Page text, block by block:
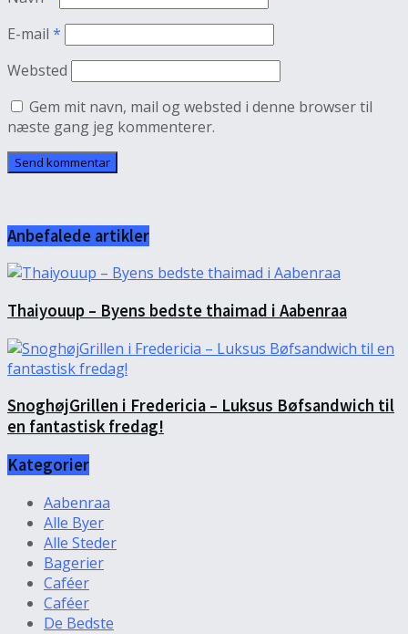
E-mail *
Websted
Gem mit navn, mail og websted i denne browser til
næste gang jeg kommenterer.
Anbefalede artikler
Thaiyouup – Byens bedste thaimad i Aabenraa
SnoghøjGrillen i Fredericia – Luksus Bøfsandwich til
en fantastisk fredag!
Kategorier
Aabenraa
Alle Byer
Alle Steder
Bagerier
Caféer
Caféer
De Bedste